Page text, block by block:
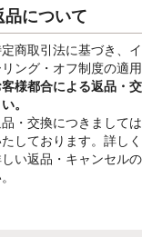
品について
商取引法に基づき、
ング・オフ制度の適
様都合による返品・
。
・交換につきまして
しております。詳し
い返品・キャンセル